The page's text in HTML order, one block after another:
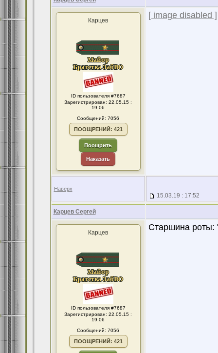
Карцев
ID пользователя #7687
Зарегистрирован: 22.05.15 :
19:06
Сообщений: 7056
ПООЩРЕНИЙ: 421
Поощрить
Наказать
[ image disabled ]
Наверх
15.03.19 : 17:52
Карцев Сергей
Карцев
ID пользователя #7687
Зарегистрирован: 22.05.15 :
19:06
Сообщений: 7056
ПООЩРЕНИЙ: 421
Старшина роты: